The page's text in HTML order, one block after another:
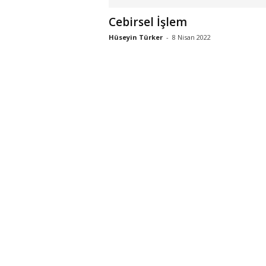
Cebirsel İşlem
Hüseyin Türker - 8 Nisan 2022